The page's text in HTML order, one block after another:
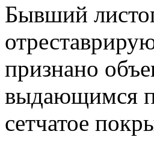
Бывший
признано
выдающимся
сетчатое